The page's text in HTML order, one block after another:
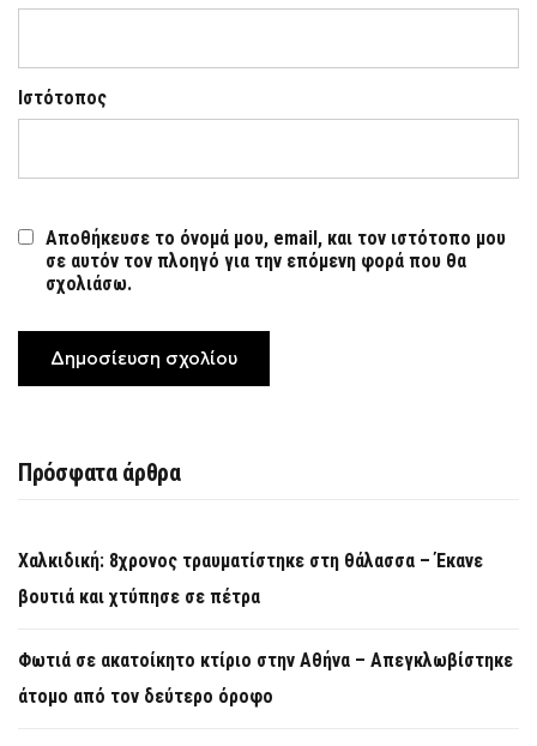
Ιστότοπος
Αποθήκευσε το όνομά μου, email, και τον ιστότοπο μου
σε αυτόν τον πλοηγό για την επόμενη φορά που θα
σχολιάσω.
Πρόσφατα άρθρα
Χαλκιδική: 8χρονος τραυματίστηκε στη θάλασσα – Έκανε
βουτιά και χτύπησε σε πέτρα
Φωτιά σε ακατοίκητο κτίριο στην Αθήνα – Απεγκλωβίστηκε
άτομο από τον δεύτερο όροφο